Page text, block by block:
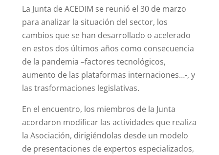
La Junta de ACEDIM se reunió el 30 de marzo
para analizar la situación del sector, los
cambios que se han desarrollado o acelerado
en estos dos últimos años como consecuencia
de la pandemia –factores tecnológicos,
aumento de las plataformas internaciones…-, y
las trasformaciones legislativas.
En el encuentro, los miembros de la Junta
acordaron modificar las actividades que realiza
la Asociación, dirigiéndolas desde un modelo
de presentaciones de expertos especializados,